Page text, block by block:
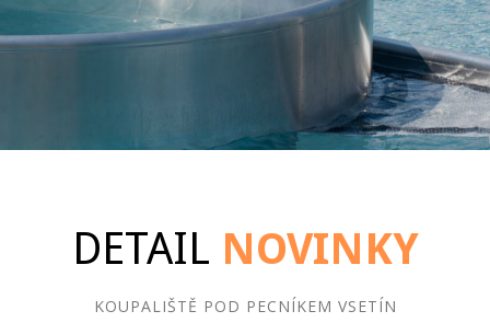
DETAIL NOVINKY
KOUPALIŠTĚ POD PECNÍKEM VSETÍN